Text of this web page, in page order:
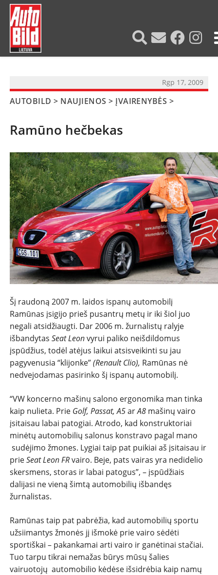
NAUJIENOS
TESTAI
NAUJI
NAUDOTI
REPORTAŽAI
SPORTAS
PATARIMAI
ĮVAIRENYBĖS
Rgp 17, 2009
AUTOBILD > NAUJIENOS > ĮVAIRENYBĖS >
Ramūno hečbekas
Šį raudoną 2007 m. laidos ispanų automobilį
Ramūnas įsigijo prieš pusantrų metų ir iki šiol juo
negali atsidžiaugti. Dar 2006 m. žurnalistų ralyje
išbandytas Seat Leonvyrui paliko neišdildomus
įspūdžius, todėl atėjus laikui atsisveikinti su jau
pagyvenusia “klijonke”(Renault Clio), Ramūnas nė
nedvejodamas pasirinko šį ispanų automobilį.
“VW koncerno mašinų salono ergonomika man tinka
kaip nulieta. Prie Golf, Passat, A5arA8 mašinų vairo
įsitaisau labai patogiai. Atrodo, kad konstruktoriai
minėtų automobilių salonus konstravo pagal mano
sudėjimo žmones. Lygiai taip pat puikiai aš įsitaisau ir
prieSeat Leon FRvairo. Beje, pats vairas yra nedidelio
skersmens, storas ir labai patogus”, – įspūdžiais
dalijasi ne vieną šimtą automobilių išbandęs
žurnalistas.
Ramūnas taip pat pabrėžia, kad automobilių sportu
užsiimantys žmonės jį išmokė prie vairo sėdėti
sportiškai – pakankamai arti vairo ir ganėtinai stačiai.
Tuo tarpu tikrai nemažas būrys mūsų šalies
vairuotojų automobilio kėdėse išsidrėbia kaip namų